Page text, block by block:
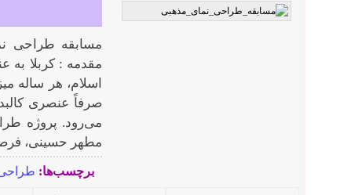
مسابقه طراحی
مقدمه : کربلا به
اسلام، هر ساله
صرفاً عنصری
می‌رود. پروژه
مطهر حسینی،
برچسب‌ها: